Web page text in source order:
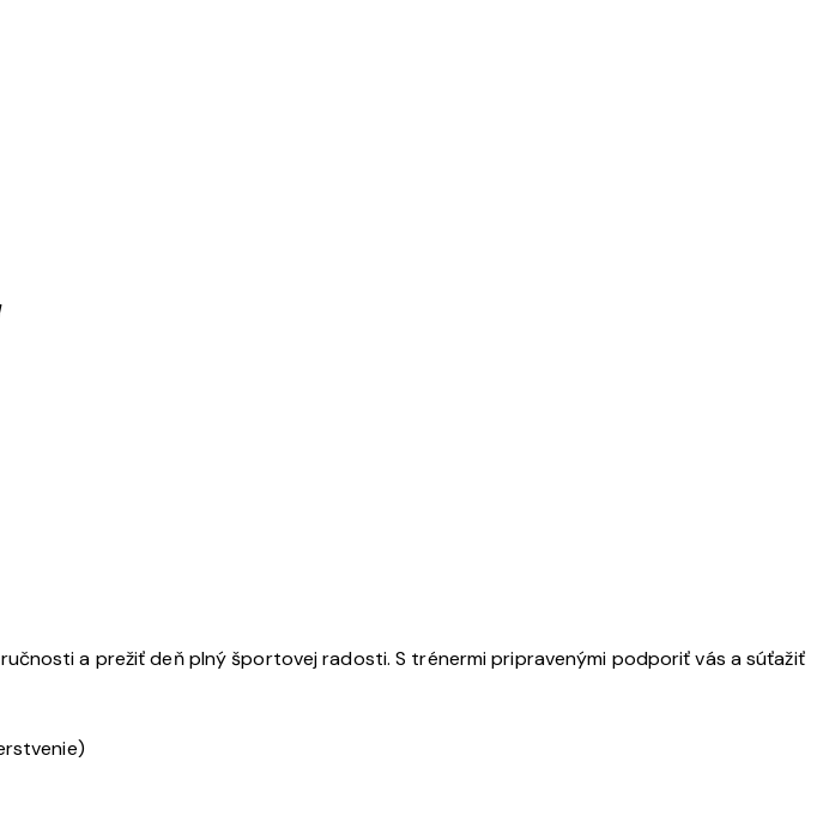
a prežiť deň plný športovej radosti. S trénermi pripravenými podporiť vás a súťažiť